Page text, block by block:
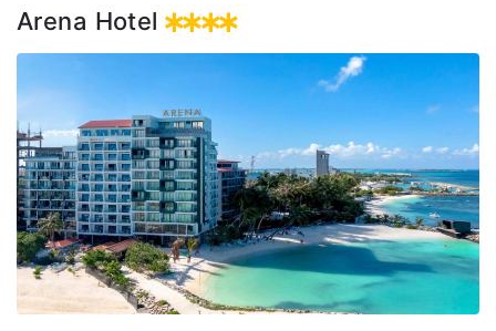
Arena Hotel